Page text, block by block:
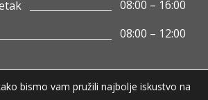
08:00 – 16:00
08:00 – 12:00
bismo vam pružili najbolje iskustvo na